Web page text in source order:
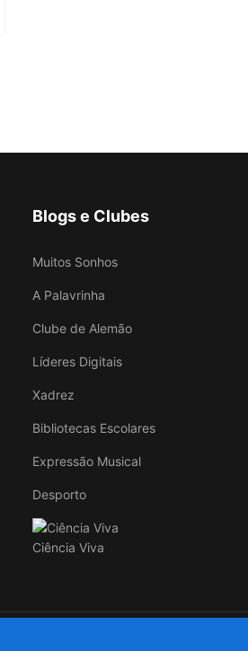
Blogs e Clubes
Muitos Sonhos
A Palavrinha
Clube de Alemão
Líderes Digitais
Xadrez
Bibliotecas Escolares
Expressão Musical
Desporto
Ciência Viva